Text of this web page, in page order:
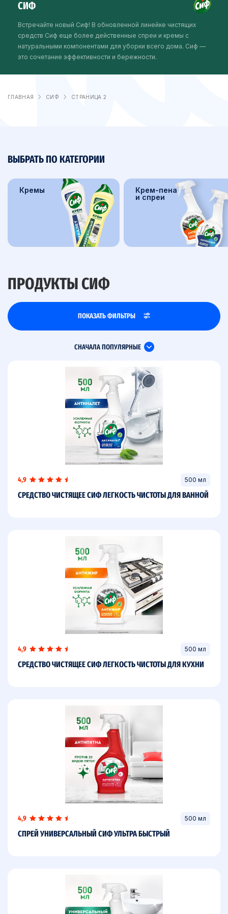
СИФ
Встречайте новый Сиф! В обновленной линейке чистящих
средств Сиф еще более действенные спреи и кремы с
натуральными компонентами для уборки всего дома. Сиф —
это сочетание эффективности и бережности.
ГЛАВНАЯ СИФ СТРАНИЦА 2
ВЫБРАТЬ ПО КАТЕГОРИИ
Кремы
Крем-пена
и спреи
ПРОДУКТЫ СИФ
ПОКАЗАТЬ ФИЛЬТРЫ
СНАЧАЛА ПОПУЛЯРНЫЕ
4,9 500 мл
СРЕДСТВО ЧИСТЯЩЕЕ СИФ ЛЕГКОСТЬ ЧИСТОТЫ ДЛЯ ВАННОЙ
4,9 500 мл
СРЕДСТВО ЧИСТЯЩЕЕ СИФ ЛЕГКОСТЬ ЧИСТОТЫ ДЛЯ КУХНИ
4,9 500 мл
СПРЕЙ УНИВЕРСАЛЬНЫЙ СИФ УЛЬТРА БЫСТРЫЙ